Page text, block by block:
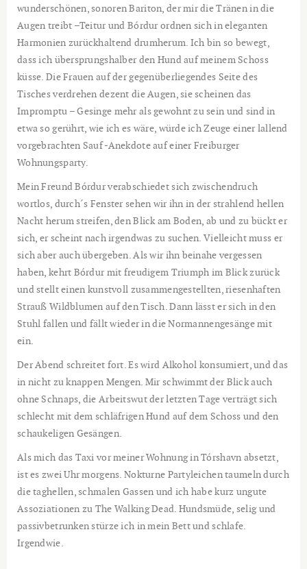
wunderschönen, sonoren Bariton, der mir die Tränen in die
Augen treibt –Teitur und Bórdur ordnen sich in eleganten
Harmonien zurückhaltend drumherum. Ich bin so bewegt,
dass ich übersprungshalber den Hund auf meinem Schoss
küsse. Die Frauen auf der gegenüberliegendes Seite des
Tisches verdrehen dezent die Augen, sie scheinen das
Impromptu – Gesinge mehr als gewohnt zu sein und sind in
etwa so gerührt, wie ich es wäre, würde ich Zeuge einer lallend
vorgebrachten Sauf -Anekdote auf einer Freiburger
Wohnungsparty.
Mein Freund Bórdur verabschiedet sich zwischendruch
wortlos, durch´s Fenster sehen wir ihn in der strahlend hellen
Nacht herum streifen, den Blick am Boden, ab und zu bückt er
sich, er scheint nach irgendwas zu suchen. Vielleicht muss er
sich aber auch übergeben. Als wir ihn beinahe vergessen
haben, kehrt Bórdur mit freudigem Triumph im Blick zurück
und stellt einen kunstvoll zusammengestellten, riesenhaften
Strauß Wildblumen auf den Tisch. Dann lässt er sich in den
Stuhl fallen und fällt wieder in die Normannengesänge mit
ein.
Der Abend schreitet fort. Es wird Alkohol konsumiert, und das
in nicht zu knappen Mengen. Mir schwimmt der Blick auch
ohne Schnaps, die Arbeitswut der letzten Tage verträgt sich
schlecht mit dem schläfrigen Hund auf dem Schoss und den
schaukeligen Gesängen.
Als mich das Taxi vor meiner Wohnung in Tórshavn absetzt,
ist es zwei Uhr morgens. Nokturne Partyleichen taumeln durch
die taghellen, schmalen Gassen und ich habe kurz ungute
Assoziationen zu The Walking Dead. Hundsmüde, selig und
passivbetrunken stürze ich in mein Bett und schlafe.
Irgendwie.